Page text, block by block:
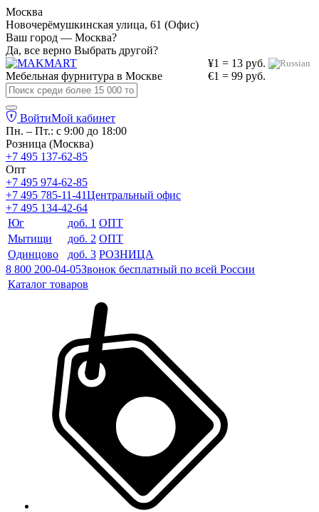
Москва
Новочерёмушкинская улица, 61 (Офис)
Ваш город — Москва?
Да, все верно Выбрать другой?
¥1 = 13 руб.
€1 = 99 руб.
Мебельная фурнитура в Москве
ВойтиМой кабинет
Пн. – Пт.: с 9:00 до 18:00
Розница (Москва)
+7 495 137-62-85
Опт
+7 495 974-62-85
+7 495 785-11-41Центральный офис
+7 495 134-42-64
Юг
доб. 1 ОПТ
Мытищи
доб. 2 ОПТ
Одинцово
доб. 3 РОЗНИЦА
8 800 200-04-05Звонок бесплатный по всей России
Каталог товаров